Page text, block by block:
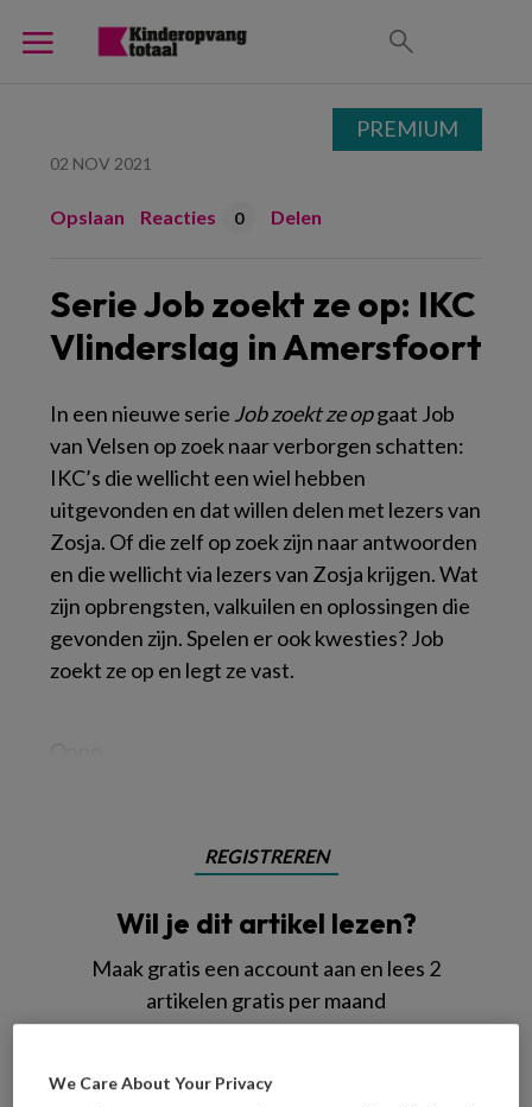
02 NOV 2021
Opslaan Reacties 0 Delen
Serie Job zoekt ze op: IKC
Vlinderslag in Amersfoort
In een nieuwe serie Job zoekt ze opgaat Job
van Velsen op zoek naar verborgen schatten:
IKC’s die wellicht een wiel hebben
uitgevonden en dat willen delen met lezers van
Zosja. Of die zelf op zoek zijn naar antwoorden
en die wellicht via lezers van Zosja krijgen. Wat
zijn opbrengsten, valkuilen en oplossingen die
gevonden zijn. Spelen er ook kwesties? Job
zoekt ze op en legt ze vast.
REGISTREREN
Wil je dit artikel lezen?
Maak gratis een account aan en lees 2
artikelen gratis per maand
PREMIUM
We Care About Your Privacy